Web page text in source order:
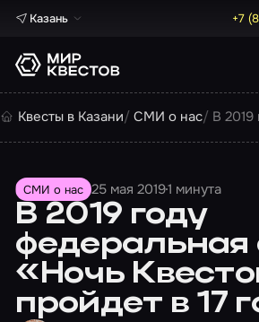
Казань +7
Квесты в Казани СМИ о нас В 2019
СМИ о нас 25 мая 20191 минута
В 2019 году
федеральная
«Ночь
пройдет в 17